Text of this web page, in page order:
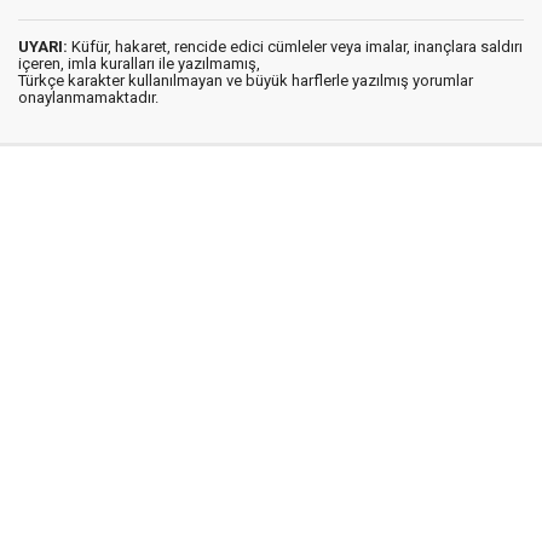
UYARI: Küfür, hakaret, rencide edici cümleler veya imalar, inançlara saldırı
içeren, imla kuralları ile yazılmamış,
Türkçe karakter kullanılmayan ve büyük harflerle yazılmış yorumlar
onaylanmamaktadır.